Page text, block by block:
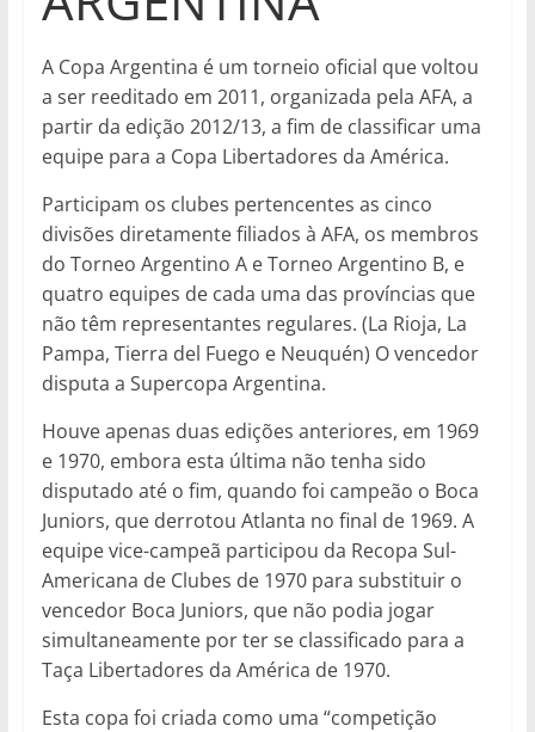
A Copa Argentina é um torneio oficial que voltou
a ser reeditado em 2011, organizada pela AFA, a
partir da edição 2012/13, a fim de classificar uma
equipe para a Copa Libertadores da América.
Participam os clubes pertencentes as cinco
divisões diretamente filiados à AFA, os membros
do Torneo Argentino A e Torneo Argentino B, e
quatro equipes de cada uma das províncias que
não têm representantes regulares. (La Rioja, La
Pampa, Tierra del Fuego e Neuquén) O vencedor
disputa a Supercopa Argentina.
Houve apenas duas edições anteriores, em 1969
e 1970, embora esta última não tenha sido
disputado até o fim, quando foi campeão o Boca
Juniors, que derrotou Atlanta no final de 1969. A
equipe vice-campeã participou da Recopa Sul-
Americana de Clubes de 1970 para substituir o
vencedor Boca Juniors, que não podia jogar
simultaneamente por ter se classificado para a
Taça Libertadores da América de 1970.
Esta copa foi criada como uma “competição